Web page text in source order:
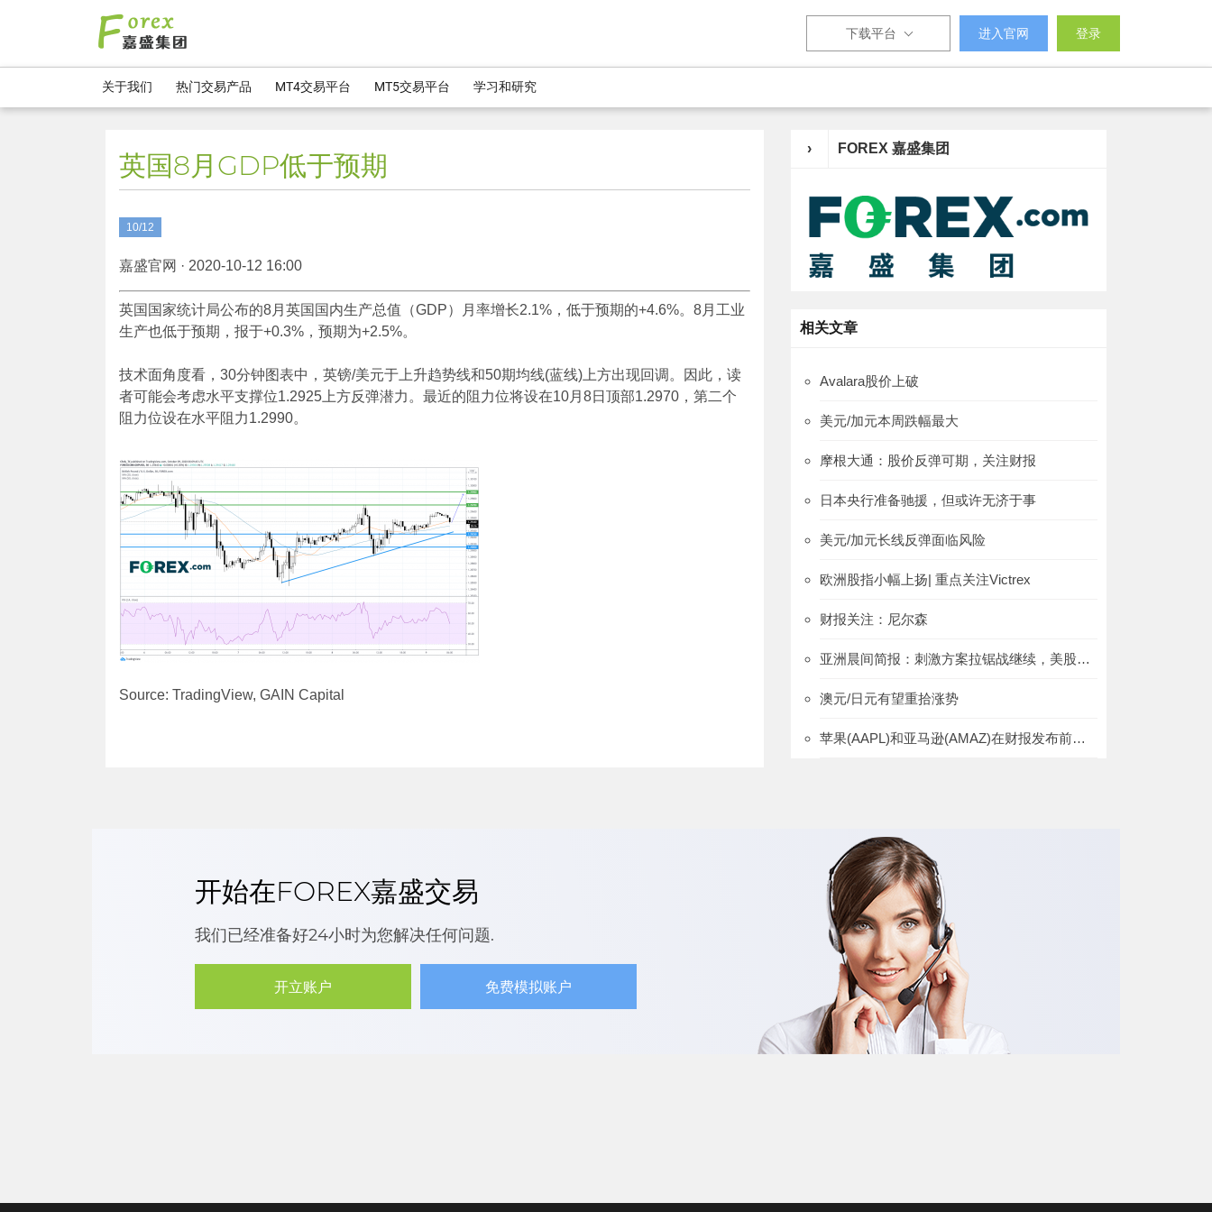
下载平台 进入官网 登录
关于我们 热门交易产品 MT4交易平台 MT5交易平台 学习和研究
英国8月GDP低于预期
10/12
嘉盛官网 · 2020-10-12 16:00
英国国家统计局公布的8月英国国内生产总值（GDP）月率增长2.1%，低于预期的+4.6%。8月工业
生产也低于预期，报于+0.3%，预期为+2.5%。
技术面角度看，30分钟图表中，英镑/美元于上升趋势线和50期均线(蓝线)上方出现回调。因此，读
者可能会考虑水平支撑位1.2925上方反弹潜力。最近的阻力位将设在10月8日顶部1.2970，第二个
阻力位设在水平阻力1.2990。
Source: TradingView, GAIN Capital
› FOREX 嘉盛集团
相关文章
Avalara股价上破
美元/加元本周跌幅最大
摩根大通：股价反弹可期，关注财报
日本央行准备驰援，但或许无济于事
美元/加元长线反弹面临风险
欧洲股指小幅上扬| 重点关注Victrex
财报关注：尼尔森
亚洲晨间简报：刺激方案拉锯战继续，美股上行
澳元/日元有望重拾涨势
苹果(AAPL)和亚马逊(AMAZ)在财报发布前股价看涨
开始在FOREX嘉盛交易
我们已经准备好24小时为您解决任何问题.
开立账户 免费模拟账户